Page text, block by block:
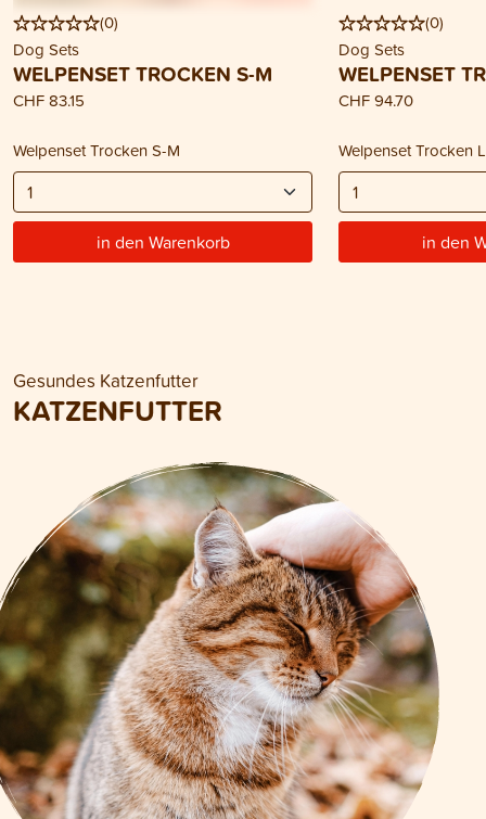
(0)
Dog Sets
WELPENSET TROCKEN S-M
CHF 83.15
Welpenset Trocken S-M
in den Warenkorb
(0)
Dog Sets
WELPENSET
CHF 94.70
Welpenset Trocken
in den
Gesundes Katzenfutter
KATZENFUTTER